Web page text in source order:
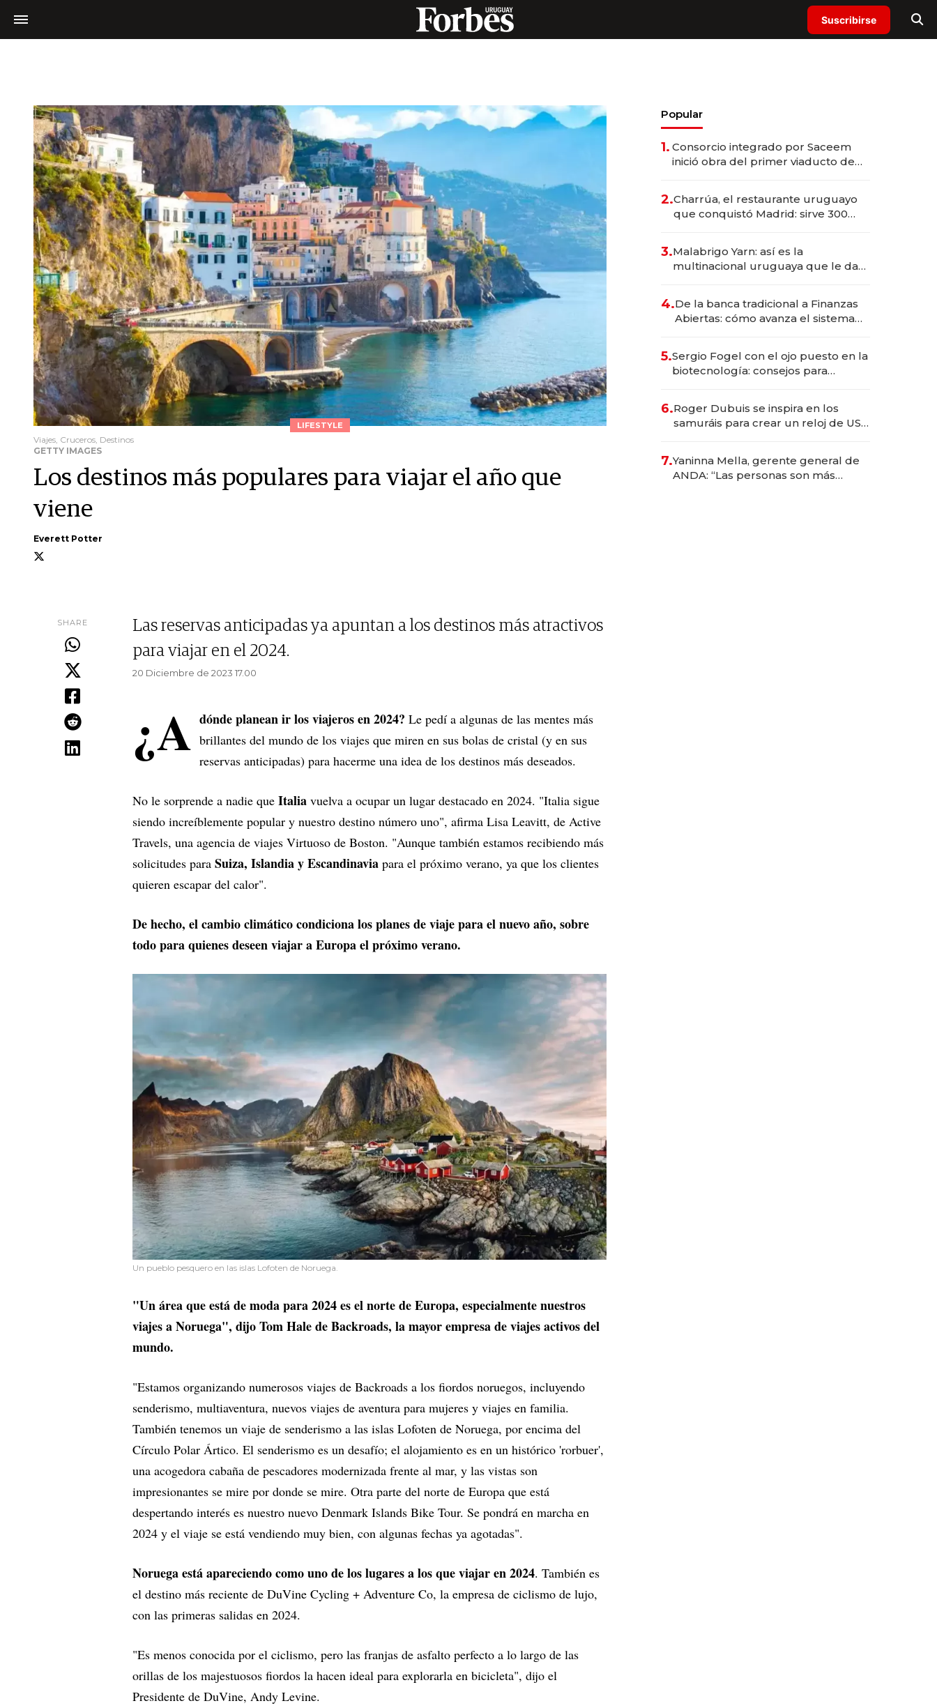
Suscribirse
LIFESTYLE
Viajes, Cruceros, Destinos
GETTY IMAGES
Los destinos más populares para viajar el año que
viene
Everett Potter
SHARE
Las reservas anticipadas ya apuntan a los destinos más atractivos
para viajar en el 2024.
20 Diciembre de 2023 17.00
¿A dónde planean ir los viajeros en 2024? Le pedí a algunas de las mentes más
brillantes del mundo de los viajes que miren en sus bolas de cristal (y en sus
reservas anticipadas) para hacerme una idea de los destinos más deseados.
No le sorprende a nadie que Italia vuelva a ocupar un lugar destacado en 2024. "Italia sigue
siendo increíblemente popular y nuestro destino número uno", afirma Lisa Leavitt, de Active
Travels, una agencia de viajes Virtuoso de Boston. "Aunque también estamos recibiendo más
solicitudes para Suiza, Islandia y Escandinavia para el próximo verano, ya que los clientes
quieren escapar del calor".
De hecho, el cambio climático condiciona los planes de viaje para el nuevo año, sobre
todo para quienes deseen viajar a Europa el próximo verano.
Un pueblo pesquero en las islas Lofoten de Noruega.
"Un área que está de moda para 2024 es el norte de Europa, especialmente nuestros
viajes a Noruega", dijo Tom Hale de Backroads, la mayor empresa de viajes activos del
mundo.
"Estamos organizando numerosos viajes de Backroads a los fiordos noruegos, incluyendo
senderismo, multiaventura, nuevos viajes de aventura para mujeres y viajes en familia.
También tenemos un viaje de senderismo a las islas Lofoten de Noruega, por encima del
Círculo Polar Ártico. El senderismo es un desafío; el alojamiento es en un histórico 'rorbuer',
una acogedora cabaña de pescadores modernizada frente al mar, y las vistas son
impresionantes se mire por donde se mire. Otra parte del norte de Europa que está
despertando interés es nuestro nuevo Denmark Islands Bike Tour. Se pondrá en marcha en
2024 y el viaje se está vendiendo muy bien, con algunas fechas ya agotadas".
Noruega está apareciendo como uno de los lugares a los que viajar en 2024. También es
el destino más reciente de DuVine Cycling + Adventure Co, la empresa de ciclismo de lujo,
con las primeras salidas en 2024.
"Es menos conocida por el ciclismo, pero las franjas de asfalto perfecto a lo largo de las
orillas de los majestuosos fiordos la hacen ideal para explorarla en bicicleta", dijo el
Presidente de DuVine, Andy Levine.
Popular
1. Consorcio integrado por Saceem
inició obra del primer viaducto de
millones
2.Charrúa, el restaurante uruguayo
que conquistó Madrid: sirve 300
prepara apertura
3.Malabrigo Yarn: así es la
multinacional uruguaya que le da
4.De la banca tradicional a Finanzas
Abiertas: cómo avanza el sistema
5.Sergio Fogel con el ojo puesto en la
biotecnología: consejos para
6.Roger Dubuis se inspira en los
samuráis para crear un reloj de US$
7.Yaninna Mella, gerente general de
ANDA: “Las personas son más